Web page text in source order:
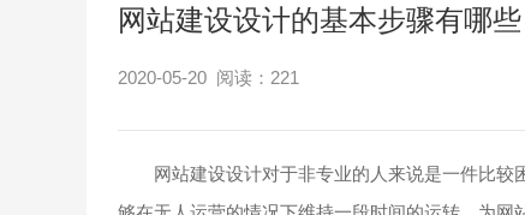
网站建设设计的基本步骤有哪些
2020-05-20 阅读： 221
网站建设设计对于非专业的人来说是一件比较